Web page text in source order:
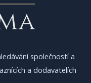
společností a
a dodavatelích